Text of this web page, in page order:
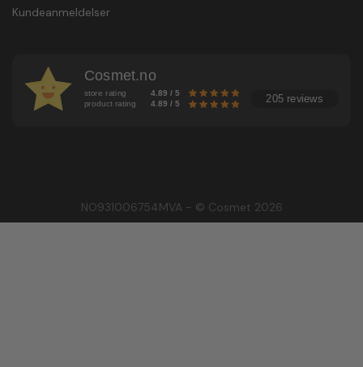
Kundeanmeldelser
Cosmet.no
store rating 4.89 / 5
product rating 4.89 / 5 205 reviews
NO931006754MVA - © Cosmet 2026